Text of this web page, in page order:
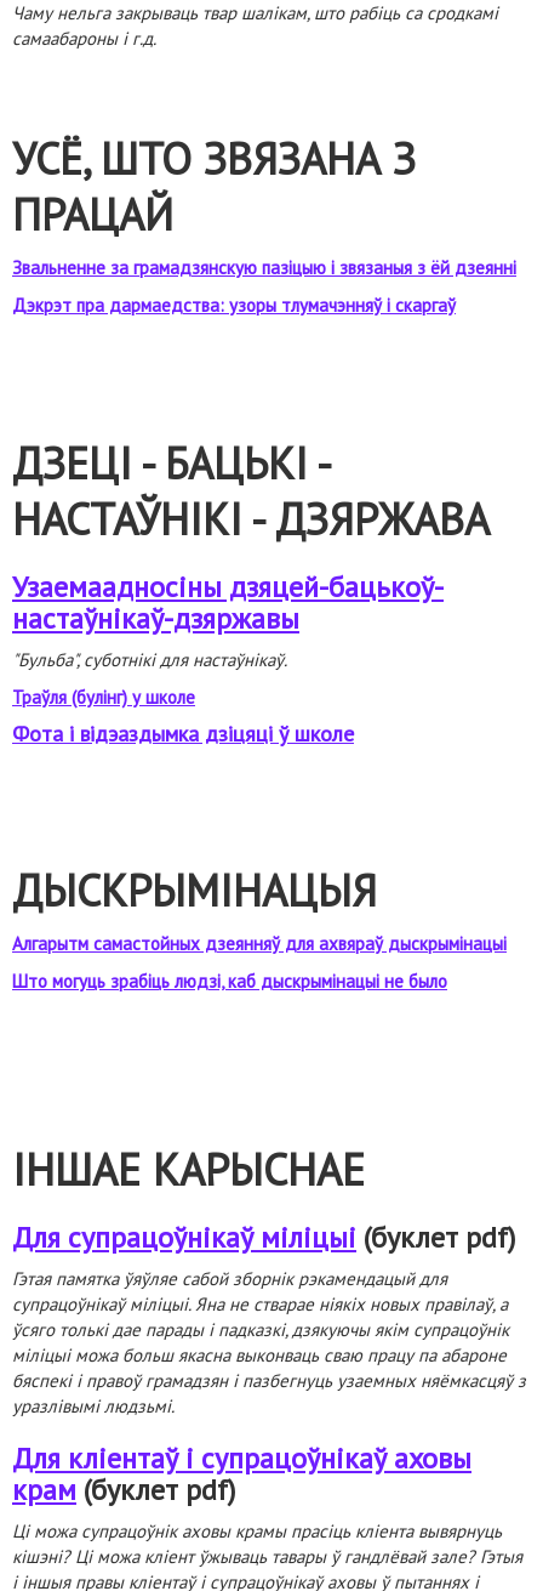
Чаму нельга закрываць твар шалікам, што рабіць са сродкамі
самаабароны і г.д.
УСЁ, ШТО ЗВЯЗАНА З
ПРАЦАЙ
Звальненне за грамадзянскую пазіцыю і звязаныя з ёй дзеянні
Дэкрэт пра дармаедства: узоры тлумачэнняў і скаргаў
ДЗЕЦІ - БАЦЬКІ -
НАСТАЎНІКІ - ДЗЯРЖАВА
Узаемаадносіны дзяцей-бацькоў-
настаўнікаў-дзяржавы
"Бульба", суботнікі для настаўнікаў.
Траўля (булінг) у школе
Фота і відэаздымка дзіцяці ў школе
ДЫСКРЫМІНАЦЫЯ
Алгарытм самастойных дзеянняў для ахвяраў дыскрымінацыі
Што могуць зрабіць людзі, каб дыскрымінацыі не было
ІНШАЕ КАРЫСНАЕ
Для супрацоўнікаў міліцыі (буклет pdf)
Гэтая памятка ўяўляе сабой зборнік рэкамендацый для
супрацоўнікаў міліцыі. Яна не стварае ніякіх новых правілаў, а
ўсяго толькі дае парады і падказкі, дзякуючы якім супрацоўнік
міліцыі можа больш якасна выконваць сваю працу па абароне
бяспекі і правоў грамадзян і пазбегнуць узаемных няёмкасцяў з
уразлівымі людзьмі.
Для кліентаў і супрацоўнікаў аховы
крам (буклет pdf)
Ці можа супрацоўнік аховы крамы прасіць кліента вывярнуць
кішэні? Ці можа кліент ўжываць тавары ў гандлёвай зале? Гэтыя
і іншыя правы кліентаў і супрацоўнікаў аховы ў пытаннях і